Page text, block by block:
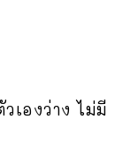
องว่าง ไม่มี